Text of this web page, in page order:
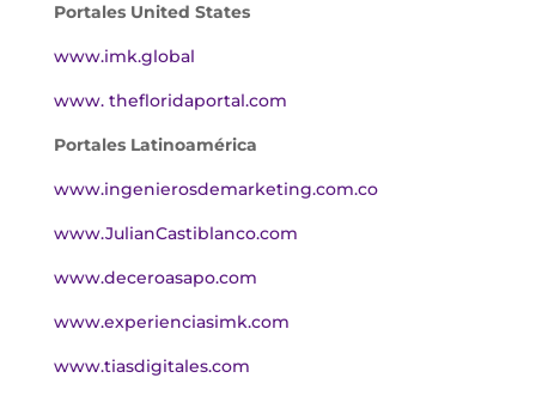
Portales United States
www.imk.global
www. thefloridaportal.com
Portales Latinoamérica
www.ingenierosdemarketing.com.co
www.JulianCastiblanco.com
www.deceroasapo.com
www.experienciasimk.com
www.tiasdigitales.com